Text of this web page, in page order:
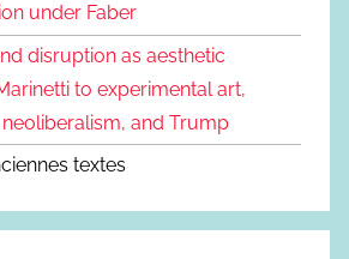
under Faber
disruption as aesthetic
to experimental art,
and Trump
textes